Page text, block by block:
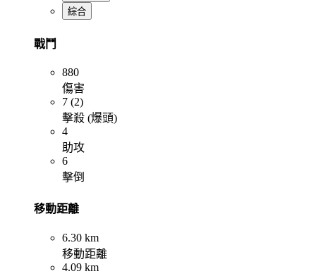
綜合
戰鬥
880
傷害
7 (2)
擊殺 (爆頭)
4
助攻
6
擊倒
移動距離
6.30 km
移動距離
4.09 km